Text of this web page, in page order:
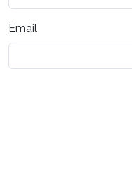
Email